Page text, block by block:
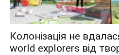
Колонізація не
world explorers від